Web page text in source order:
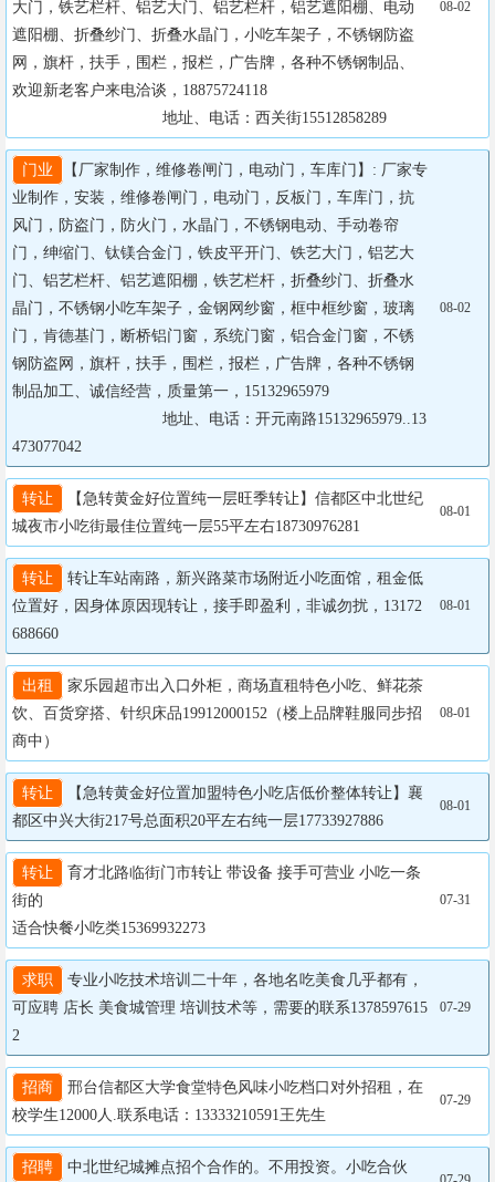
大门，铁艺栏杆、铝艺大门、铝艺栏杆，铝艺遮阳棚、电动
遮阳棚、折叠纱门、折叠水晶门，小吃车架子，不锈钢防盗
网，旗杆，扶手，围栏，报栏，广告牌，各种不锈钢制品、
欢迎新老客户来电洽谈，18875724118
		                  地址、电话：西关街15512858289
08-02
门业
【厂家制作，维修卷闸门，电动门，车库门】: 厂家专
业制作，安装，维修卷闸门，电动门，反板门，车库门，抗
风门，防盗门，防火门，水晶门，不锈钢电动、手动卷帘
门，绅缩门、钛镁合金门，铁皮平开门、铁艺大门，铝艺大
门、铝艺栏杆、铝艺遮阳棚，铁艺栏杆，折叠纱门、折叠水
晶门，不锈钢小吃车架子，金钢网纱窗，框中框纱窗，玻璃
门，肯德基门，断桥铝门窗，系统门窗，铝合金门窗，不锈
钢防盗网，旗杆，扶手，围栏，报栏，广告牌，各种不锈钢
制品加工、诚信经营，质量第一，15132965979
473077042
08-02
转让
【急转黄金好位置纯一层旺季转让】信都区中北世纪
城夜市小吃街最佳位置纯一层55平左右18730976281
08-01
转让
转让车站南路，新兴路菜市场附近小吃面馆，租金低
位置好，因身体原因现转让，接手即盈利，非诚勿扰，13172
688660
08-01
出租
家乐园超市出入口外柜，商场直租特色小吃、鲜花茶
饮、百货穿搭、针织床品19912000152（楼上品牌鞋服同步招
商中）
08-01
转让
【急转黄金好位置加盟特色小吃店低价整体转让】襄
都区中兴大街217号总面积20平左右纯一层17733927886
08-01
转让
育才北路临街门市转让 带设备 接手可营业 小吃一条
街的
适合快餐小吃类15369932273
07-31
求职
专业小吃技术培训二十年，各地名吃美食几乎都有，
可应聘 店长 美食城管理 培训技术等，需要的联系1378597615
2
07-29
招商
邢台信都区大学食堂特色风味小吃档口对外招租，在
校学生12000人.联系电话：13333210591王先生
07-29
招聘 中北世纪城摊点招个合作的。不用投资。小吃合伙